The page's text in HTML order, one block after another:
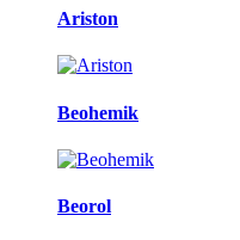
Ariston
Beohemik
Beorol